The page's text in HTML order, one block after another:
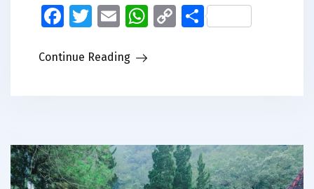
Facebook
Twitter
EmailWhatsApp
CopyShare
Continue Reading